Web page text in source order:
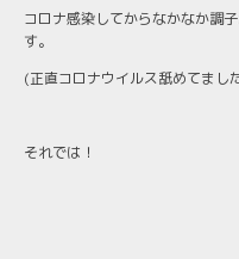
コロナ感染してからなかなか調
す。
(正直コロナウイルス舐めてまし
それでは！